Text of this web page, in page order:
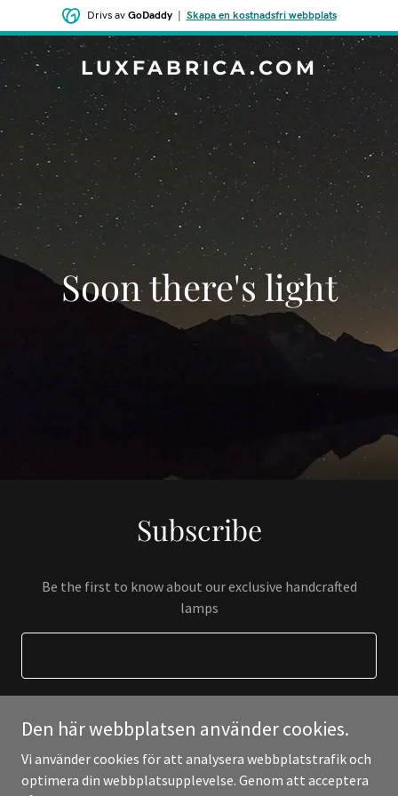
Drivs av GoDaddy| Skapa en kostnadsfri webbplats
LUXFABRICA.COM
Soon there's light
Subscribe
Be the first to know about our exclusive handcrafted
lamps
REGISTER
Den här webbplatsen använder cookies.
Vi använder cookies för att analysera webbplatstrafik och
optimera din webbplatsupplevelse. Genom att acceptera